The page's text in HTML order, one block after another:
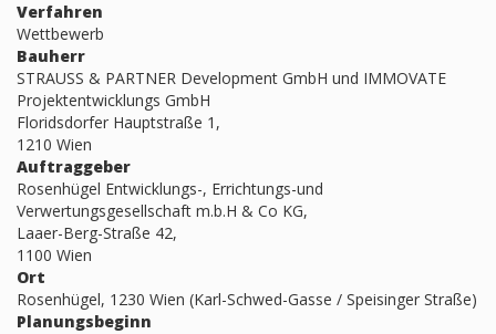
Verfahren
Wettbewerb
Bauherr
STRAUSS & PARTNER Development GmbH und IMMOVATE
Projektentwicklungs GmbH
Floridsdorfer Hauptstraße 1,
1210 Wien
Auftraggeber
Rosenhügel Entwicklungs-, Errichtungs-und
Verwertungsgesellschaft m.b.H & Co KG,
Laaer-Berg-Straße 42,
1100 Wien
Ort
Rosenhügel, 1230 Wien (Karl-Schwed-Gasse / Speisinger Straße)
Planungsbeginn